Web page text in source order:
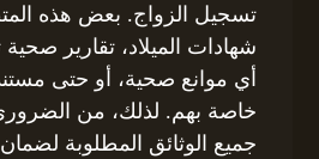
تسجيل الزواج. بعض هذه
شهادات الميلاد، تقارير
أي موانع صحية، أو حتى
خاصة بهم. لذلك، من
جميع الوثائق المطلوبة